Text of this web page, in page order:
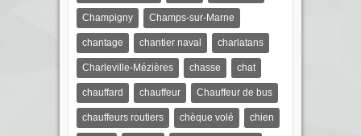
Champigny Champs-sur-Marne
chantage chantier naval charlatans
Charleville-Mézières chasse chat
chauffard chauffeur Chauffeur de bus
chauffeurs routiers chèque volé chien